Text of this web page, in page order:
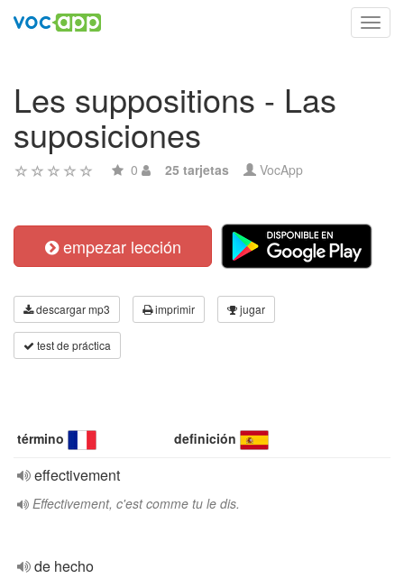
Les suppositions - Las
suposiciones
0 25 tarjetas VocApp
empezar lección
descargar mp3 imprimir jugar
test de práctica
término definición
effectivement
Effectivement, c'est comme tu le dis.
de hecho